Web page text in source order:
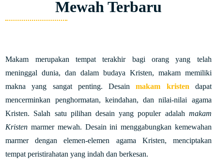
Mewah Terbaru
Makam merupakan tempat terakhir bagi orang yang telah
meninggal dunia, dan dalam budaya Kristen, makam memiliki
makna yang sangat penting. Desainmakam kristen dapat
mencerminkan penghormatan, keindahan, dan nilai-nilai agama
Kristen. Salah satu pilihan desain yang populer adalah makam
Kristen marmer mewah. Desain ini menggabungkan kemewahan
marmer dengan elemen-elemen agama Kristen, menciptakan
tempat peristirahatan yang indah dan berkesan.